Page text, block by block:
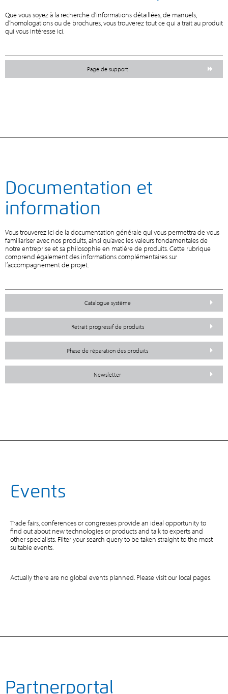
Que vous soyez à la recherche d’informations détaillées, de manuels,
d’homologations ou de brochures, vous trouverez tout ce qui a trait au produit
qui vous intéresse ici.
Page de support
Documentation et
information
Vous trouverez ici de la documentation générale qui vous permettra de vous
familiariser avec nos produits, ainsi qu’avec les valeurs fondamentales de
notre entreprise et sa philosophie en matière de produits. Cette rubrique
comprend également des informations complémentaires sur
l’accompagnement de projet.
Catalogue système
Retrait progressif de produits
Phase de réparation des produits
Newsletter
Events
Trade fairs, conferences or congresses provide an ideal opportunity to
find out about new technologies or products and talk to experts and
other specialists. Filter your search query to be taken straight to the most
suitable events.
Actually there are no global events planned. Please visit our local pages.
Partnerportal